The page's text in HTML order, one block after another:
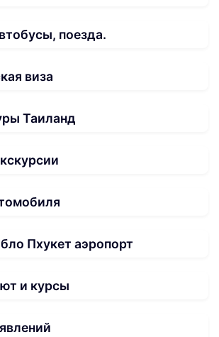
поезда.
виза
Таиланд
Пхукет аэропорт
и курсы